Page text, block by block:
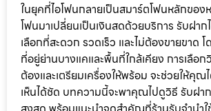
ในยุคที่ไอโฟนกลายเป็นสมาร์ตโฟนหลักของ
โฟนมาเปลี่ยนเป็นเงินสดด้วยบริการ รับฝาก
เลือกที่สะดวก รวดเร็ว และไม่ต้องขายขาด
ที่อยู่ย่านบางแคและพื้นที่ใกล้เคียง การเลือ
ต้องและเตรียมเครื่องให้พร้อม จะช่วยให้คุณ
เห็นได้ชัด บทความนี้จะพาคุณไปดูวิธี รับฝาก